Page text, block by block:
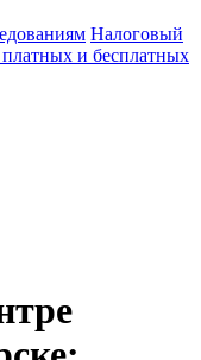
Налоговый
и бесплатных